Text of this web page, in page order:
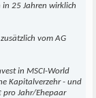
25 Jahren wirklich
vom AG
in MSCI-World
Kapitalverzehr - und
pro Jahr/Ehepaar